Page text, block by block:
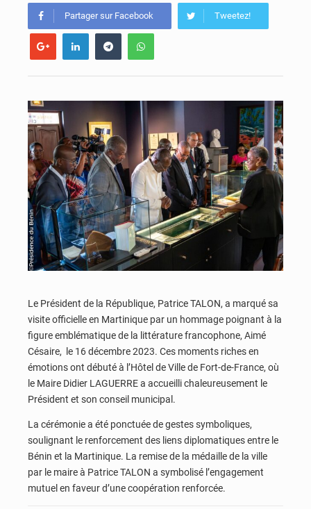
Partager sur Facebook Tweetez!
Le Président de la République, Patrice TALON, a marqué sa
visite officielle en Martinique par un hommage poignant à la
figure emblématique de la littérature francophone, Aimé
Césaire, le 16 décembre 2023. Ces moments riches en
émotions ont débuté à l’Hôtel de Ville de Fort-de-France, où
le Maire Didier LAGUERRE a accueilli chaleureusement le
Président et son conseil municipal.
La cérémonie a été ponctuée de gestes symboliques,
soulignant le renforcement des liens diplomatiques entre le
Bénin et la Martinique. La remise de la médaille de la ville
par le maire à Patrice TALON a symbolisé l’engagement
mutuel en faveur d’une coopération renforcée.